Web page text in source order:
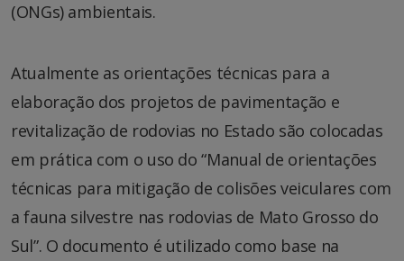
(ONGs) ambientais.
Atualmente as orientações técnicas para a
elaboração dos projetos de pavimentação e
revitalização de rodovias no Estado são colocadas
em prática com o uso do “Manual de orientações
técnicas para mitigação de colisões veiculares com
a fauna silvestre nas rodovias de Mato Grosso do
Sul”. O documento é utilizado como base na